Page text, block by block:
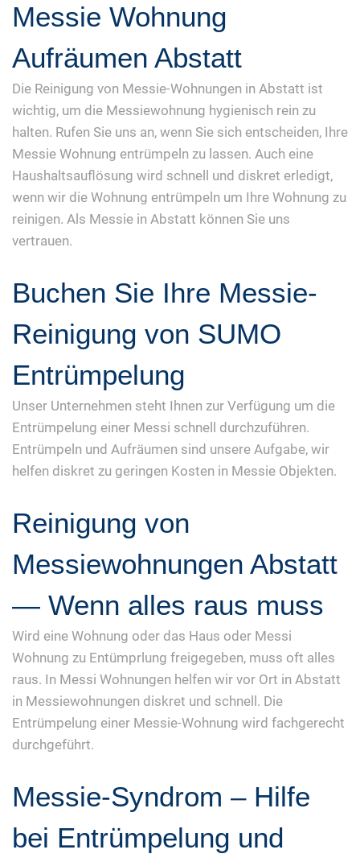
Messie Wohnung
Aufräumen Abstatt
Die Reinigung von Messie-Wohnungen in Abstatt ist
wichtig, um die Messiewohnung hygienisch rein zu
halten. Rufen Sie uns an, wenn Sie sich entscheiden, Ihre
Messie Wohnung entrümpeln zu lassen. Auch eine
Haushaltsauflösung wird schnell und diskret erledigt,
wenn wir die Wohnung entrümpeln um Ihre Wohnung zu
reinigen. Als Messie in Abstatt können Sie uns
vertrauen.
Buchen Sie Ihre Messie-
Reinigung von SUMO
Entrümpelung
Unser Unternehmen steht Ihnen zur Verfügung um die
Entrümpelung einer Messi schnell durchzuführen.
Entrümpeln und Aufräumen sind unsere Aufgabe, wir
helfen diskret zu geringen Kosten in Messie Objekten.
Reinigung von
Messiewohnungen Abstatt
— Wenn alles raus muss
Wird eine Wohnung oder das Haus oder Messi
Wohnung zu Entümprlung freigegeben, muss oft alles
raus. In Messi Wohnungen helfen wir vor Ort in Abstatt
in Messiewohnungen diskret und schnell. Die
Entrümpelung einer Messie-Wohnung wird fachgerecht
durchgeführt.
Messie-Syndrom – Hilfe
bei Entrümpelung und